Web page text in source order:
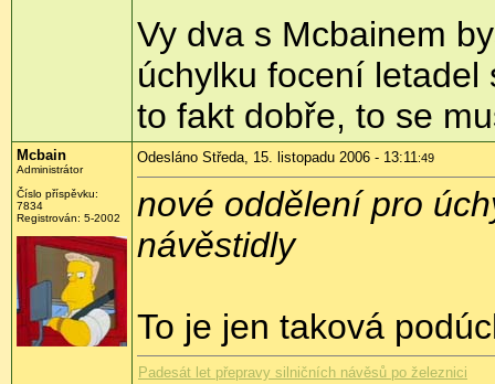
Vy dva s Mcbainem
úchylku focení
to fakt dobře, to se
Mcbain
Administrátor
Číslo příspěvku:
7834
Registrován: 5-2002
Odesláno Středa, 15. listopadu 2006 - 13:11:49
nové oddělení pro
návěstidly
To je jen taková
Padesát let přepravy silničních návěsů po železnici